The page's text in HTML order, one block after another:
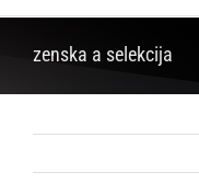
zenska a selekcija